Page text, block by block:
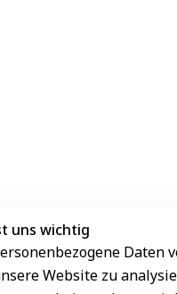
uns wichtig
Daten
Website zu
Zahlungsarten